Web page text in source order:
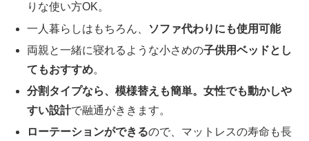
りな使い方OK。
一人暮らしはもちろん、
ソファ代わりにも使用可能
両親と一緒に寝れるような小さめの子供用ベッドとし
てもおすすめ。
分割タイプなら、模様替えも簡単。女性でも動かしや
すい設計で融通がききます。
ローテーションができるので、マットレスの寿命も長